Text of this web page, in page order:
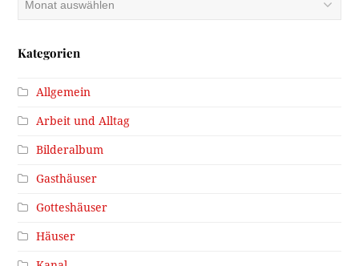
Kategorien
Allgemein
Arbeit und Alltag
Bilderalbum
Gasthäuser
Gotteshäuser
Häuser